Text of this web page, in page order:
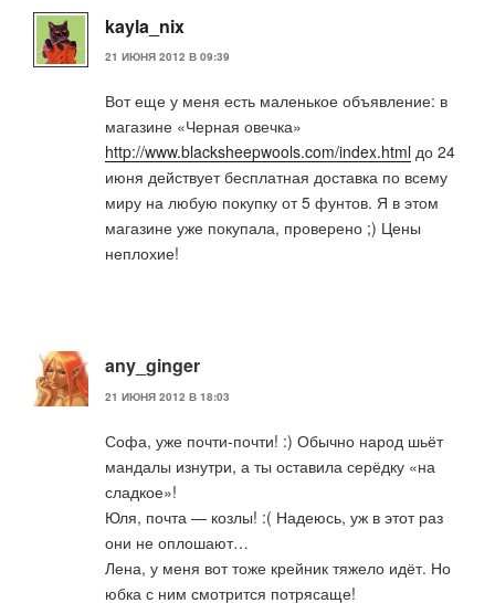
kayla_nix
21 ИЮНЯ 2012 В 09:39
Вот еще у меня есть маленькое объявление: в
магазине «Черная овечка»
http://www.blacksheepwools.com/index.html до 24
июня действует бесплатная доставка по всему
миру на любую покупку от 5 фунтов. Я в этом
магазине уже покупала, проверено ;) Цены
неплохие!
any_ginger
21 ИЮНЯ 2012 В 18:03
Софа, уже почти-почти! :) Обычно народ шьёт
мандалы изнутри, а ты оставила серёдку «на
сладкое»!
Юля, почта — козлы! :( Надеюсь, уж в этот раз
они не оплошают…
Лена, у меня вот тоже крейник тяжело идёт. Но
юбка с ним смотрится потрясаще!